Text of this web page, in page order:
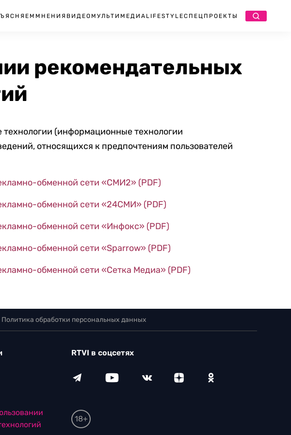
МНЕНИЯ ВИДЕО МУЛЬТИМЕДИА LIFESTYLEСПЕЦПРОЕКТЫ
рекомендательных
(информационные технологии
относящихся к предпочтениям пользователей
обменной сети «СМИ2» (PDF)
обменной сети «24СМИ» (PDF)
обменной сети «Инфокс» (PDF)
обменной сети «Sparrow» (PDF)
обменной сети «Сетка Медиа» (PDF)
Политика обработки персональных данных
RTVI в соцсетях
18+